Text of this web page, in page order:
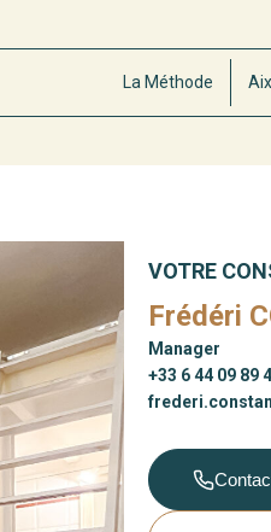
La Méthode
VOTRE
Frédéri
Manager
+33 6 44 09 89